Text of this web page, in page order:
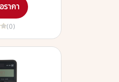
ราคา
(0)